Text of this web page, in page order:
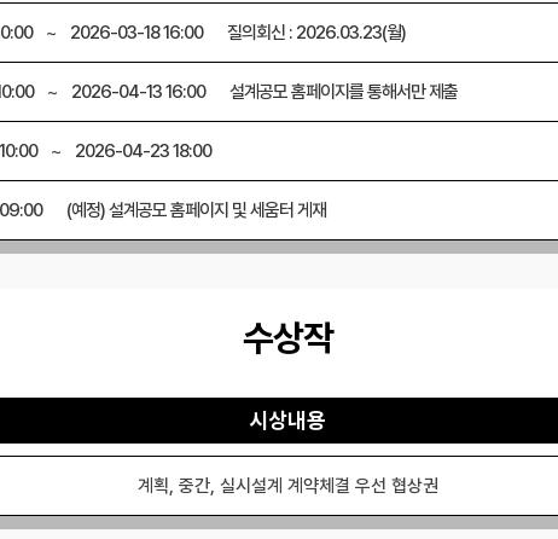
~ 2026-03-18 16:00 질의회신 : 2026.03.23(월)
~ 2026-04-13 16:00 설계공모 홈페이지를 통해서만 제출
~ 2026-04-23 18:00
(예정) 설계공모 홈페이지 및 세움터 게재
수상작
시상내용
계획, 중간, 실시설계 계약체결 우선 협상권